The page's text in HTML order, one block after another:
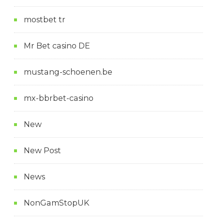
mostbet tr
Mr Bet casino DE
mustang-schoenen.be
mx-bbrbet-casino
New
New Post
News
NonGamStopUK